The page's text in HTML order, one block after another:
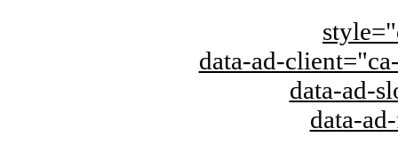
data-ad-
data-ad-
data-